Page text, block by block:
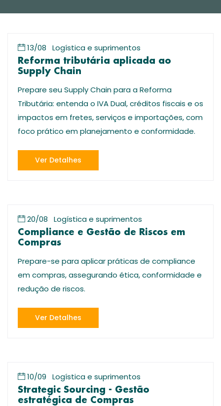
13/08 Logística e suprimentos
Reforma tributária aplicada ao
Supply Chain
Prepare seu Supply Chain para a Reforma
Tributária: entenda o IVA Dual, créditos fiscais e os
impactos em fretes, serviços e importações, com
foco prático em planejamento e conformidade.
Ver Detalhes
20/08 Logística e suprimentos
Compliance e Gestão de Riscos em
Compras
Prepare-se para aplicar práticas de compliance
em compras, assegurando ética, conformidade e
redução de riscos.
Ver Detalhes
10/09 Logística e suprimentos
Strategic Sourcing - Gestão
estratégica de Compras